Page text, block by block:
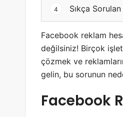
4 Sıkça Sorulan
Facebook reklam
değilsiniz! Birçok
çözmek ve
gelin, bu sorunun
Facebook